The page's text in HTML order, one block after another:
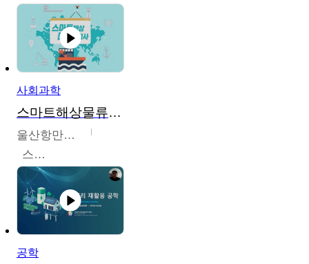
사회과학
스마트해상물류관리사 교육과정2
울산항만공사
스마트해상물류관리사 교육위원회
공학